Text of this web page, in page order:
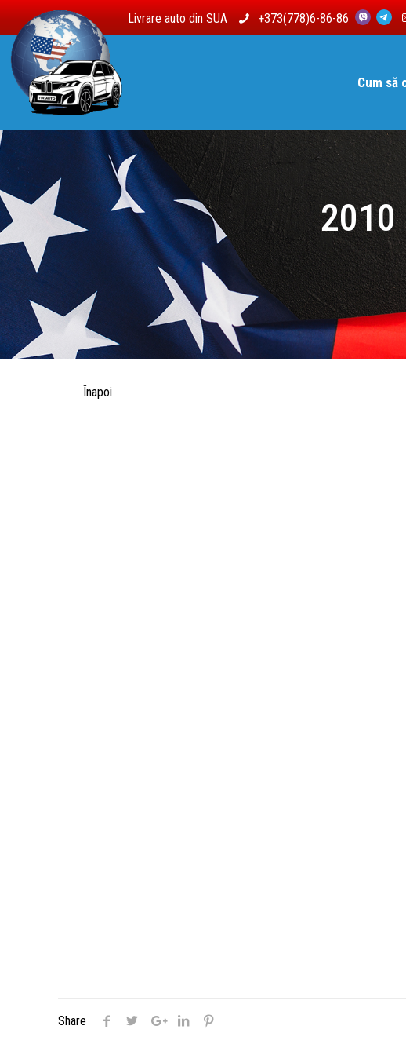
Livrare auto din SUA +373(778)6-86-86
Cum să
2010
Înapoi
Share